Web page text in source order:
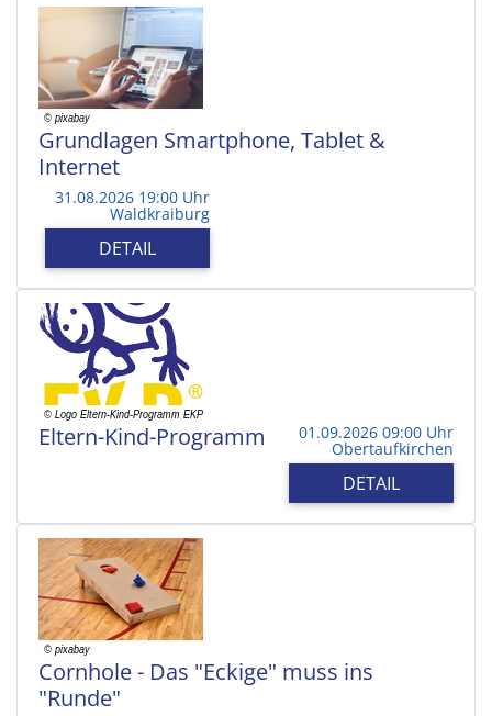
Grundlagen Smartphone, Tablet &
Internet
31.08.2026 19:00 Uhr
Waldkraiburg
DETAIL
Eltern-Kind-Programm 01.09.2026 09:00 Uhr
Obertaufkirchen
DETAIL
Cornhole - Das "Eckige" muss ins
"Runde"